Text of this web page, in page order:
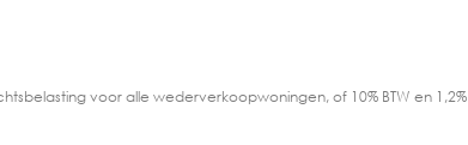
voor alle wederverkoopwoningen, of 10% BTW en 1,2%